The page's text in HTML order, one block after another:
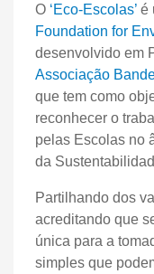
O ‘Eco-Escolas’ é
Foundation for
desenvolvido em
Associação
que tem como
reconhecer o
pelas Escolas no
da
Partilhando dos
acreditando que
única para a
simples que